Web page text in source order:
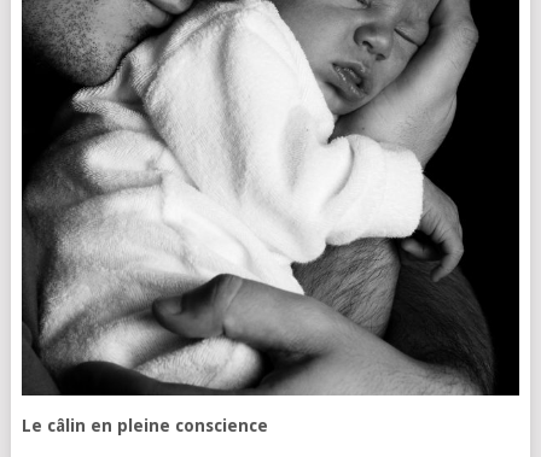
Le câlin en pleine conscience